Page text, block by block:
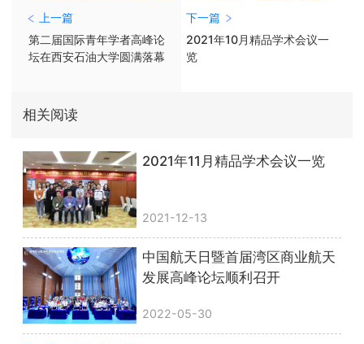
上一篇
第二届国际青年学者高峰论
坛在西安石油大学圆满落幕
下一篇
2021年10月精品学术会议一
览
相关阅读
2021年11月精品学术会议一览
2021-12-13
中国航天日暨首届湾区商业航天
发展高峰论坛顺利召开
2022-05-30